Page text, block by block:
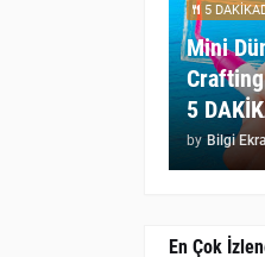
5
Mini
5
by Bilgi
En Çok